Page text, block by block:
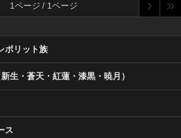
1ページ / 1ページ
ポリット族
生・蒼天・紅蓮・漆黒・暁月）
ス